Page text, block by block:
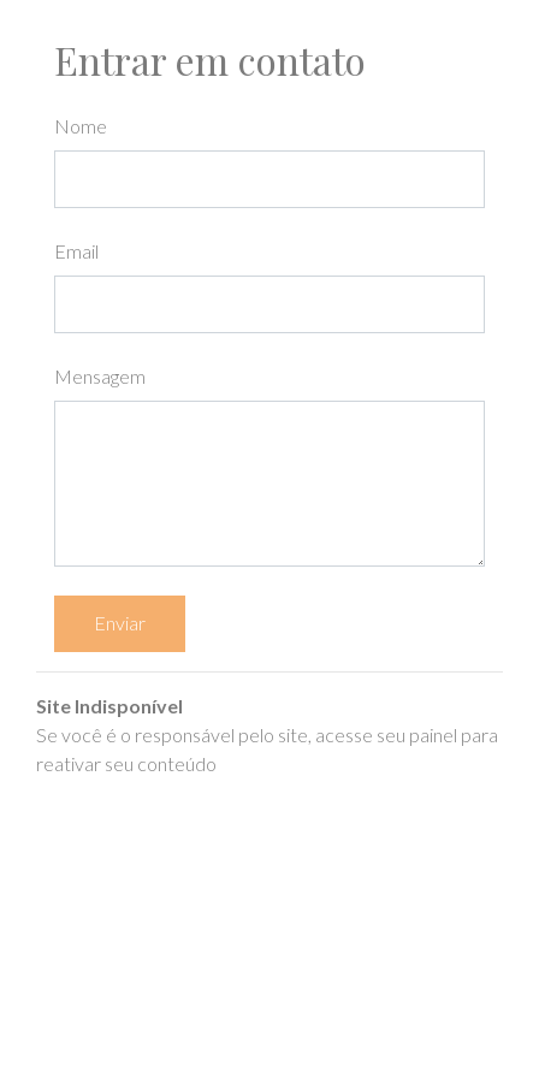
Entrar em contato
Nome
Email
Mensagem
Enviar
Site Indisponível
Se você é o responsável pelo site, acesse seu painel para
reativar seu conteúdo